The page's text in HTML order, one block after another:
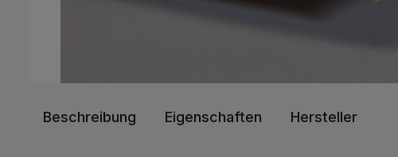
Beschreibung Eigenschaften Hersteller